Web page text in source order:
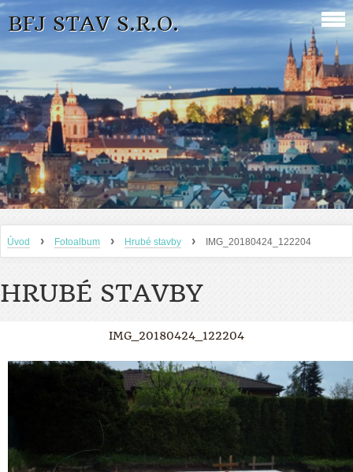
BFJ STAV S.R.O.
Úvod › Fotoalbum › Hrubé stavby › IMG_20180424_122204
HRUBÉ STAVBY
IMG_20180424_122204